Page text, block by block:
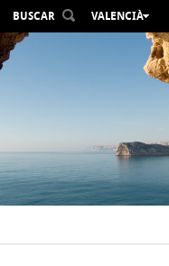
BUSCAR
VALENCIÀ
РУССКИЙ